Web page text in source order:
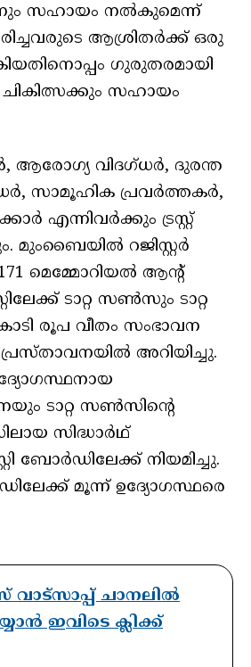
സഹായം നൽകുമെന്ന്
ആശ്രിതർക്ക് ഒരു
ഗുരുതരമായി
ചികിത്സക്കും സഹായം
ആരോഗ്യ വിദഗ്ധർ, ദുരന്ത
സാമൂഹിക പ്രവർത്തകർ,
എന്നിവർക്കും ട്രസ്റ്റ്
റജിസ്റ്റർ
മെമ്മോറിയൽ ആന്റ്
ടാറ്റ സൺസും ടാറ്റ
രൂപ വീതം സംഭാവന
പ്രസ്താവനയിൽ അറിയിച്ചു.
ടാറ്റ സൺസിന്റെ
സിദ്ധാർഥ്
ബോർഡിലേക്ക് നിയമിച്ചു.
മൂന്ന് ഉദ്യോഗസ്ഥരെ
വാട്സാപ്പ് ചാനലിൽ
ഇവിടെ ക്ലിക്ക്